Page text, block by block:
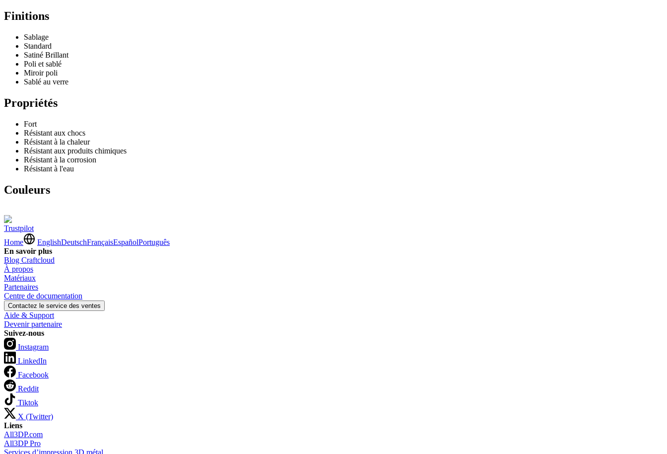
Finitions
Sablage
Standard
Satiné Brillant
Poli et sablé
Miroir poli
Sablé au verre
Propriétés
Fort
Résistant aux chocs
Résistant à la chaleur
Résistant aux produits chimiques
Résistant à la corrosion
Résistant à l'eau
Couleurs
Trustpilot
Home
EnglishDeutschFrançaisEspañolPortuguês
En savoir plus
Blog Craftcloud
À propos
Matériaux
Partenaires
Centre de documentation
Contactez le service des ventes
Aide & Support
Devenir partenaire
Suivez-nous
Instagram
LinkedIn
Facebook
Reddit
Tiktok
X (Twitter)
Liens
All3DP.com
All3DP Pro